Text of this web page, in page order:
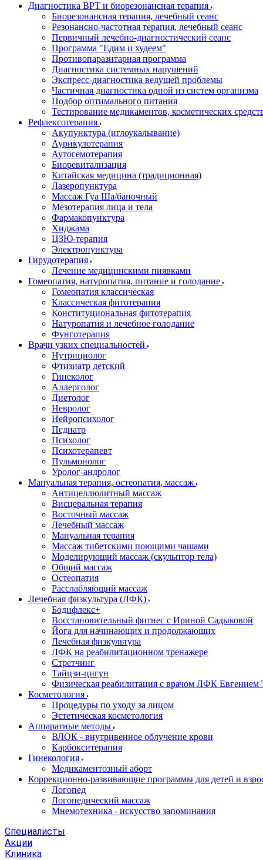
Диагностика ВРТ и биорезонансная терапия
Биорезонансная терапия, лечебный сеанс
Резонансно-частотная терапия, лечебный сеанс
Первичный лечебно-диагностический сеанс
Программа "Едим и худеем"
Противопаразитарная программа
Диагностика системных нарушений
Экспресс-диагностика ведущей проблемы
Частичная диагностика одной из систем организма
Подбор оптимального питания
Тестирование медикаментов, косметических
Рефлексотерапия
Акупунктура (иглоукалывание)
Аурикулотерапия
Аутогемотерапия
Биоревитализация
Китайская медицина (традиционная)
Лазеропунктура
Массаж Гуа Ша/баночный
Мезотерапия лица и тела
Фармакопунктура
Хиджама
ЦЗЮ-терапия
Электропунктура
Гирудотерапия
Лечение медицинскими пиявками
Гомеопатия, натуропатия, питание и голодание
Гомеопатия классическая
Классическая фитотерапия
Конституциональная фитотерапия
Натуропатия и лечебное голодание
Фунготерапия
Врачи узких специальностей
Нутрициолог
Фтизиатр детский
Гинеколог
Аллерголог
Диетолог
Невролог
Нейропсихолог
Педиатр
Психолог
Психотерапевт
Пульмонолог
Уролог-андролог
Мануальная терапия, остеопатия, массаж
Антицеллюлитный массаж
Висцеральная терапия
Восточный массаж
Лечебный массаж
Мануальная терапия
Массаж тибетскими поющими чашами
Моделирующий массаж (скульптор тела)
Общий массаж
Остеопатия
Расслабляющий массаж
Лечебная физкультура (ЛФК)
Бодифлекс+
Восстановительный фитнес с Ириной Садыковой
Йога для начинающих и продолжающих
Лечебная физкультура
ЛФК на реабилитационном тренажере
Стретчинг
Тайцзи-цигун
Физическая реабилитация с врачом ЛФК Евгением
Косметология
Процедуры по уходу за лицом
Эстетическая косметология
Аппаратные методы
ВЛОК - внутривенное облучение крови
Карбокситерапия
Гинекология
Медикаментозный аборт
Коррекционно-развивающие программы для детей и
Логопед
Логопедический массаж
Мнемотехника - искусство запоминания
Специалисты
Акции
Клиника